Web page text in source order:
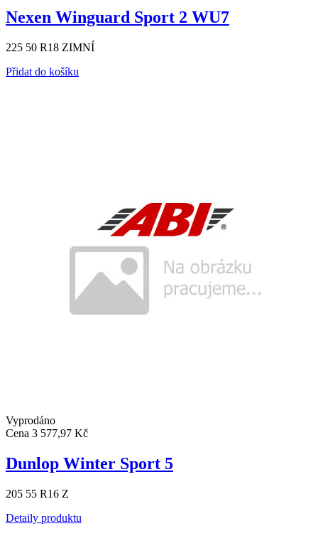
Nexen Winguard Sport 2 WU7
225 50 R18 ZIMNÍ
Přidat do košíku
Vyprodáno
Cena 3 577,97 Kč
Dunlop Winter Sport 5
205 55 R16 Z
Detaily produktu